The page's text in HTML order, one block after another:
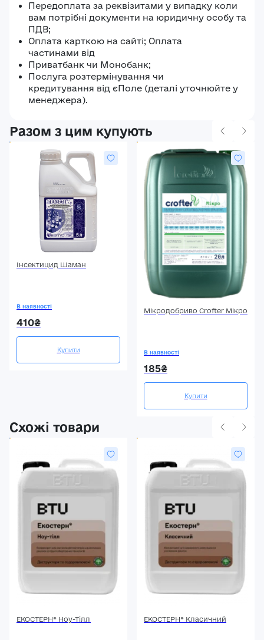
Передоплата за реквізитами у випадку коли
вам потрібні документи на юридичну особу та
ПДВ;
Оплата карткою на сайті; Оплата
частинами від
Приватбанк чи Монобанк;
Послуга розтермінування чи
кредитування від єПоле (деталі уточнюйте у
менеджера).
Разом з цим купують
Інсектицид Шаман
В наявності
410₴
Купити
Мікродобриво Crofter Мікро
В наявності
185₴
Купити
Схожі товари
ЕКОСТЕРН® Ноу-Тілл ЕКОСТЕРН® Класичний